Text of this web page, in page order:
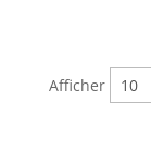
Afficher